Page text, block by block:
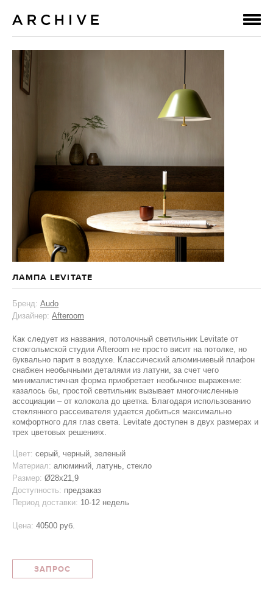
ЛАМПА LEVITATE
Бренд: Audo
Дизайнер: Afteroom
Как следует из названия, потолочный светильник Levitate от
стокгольмской студии Afteroom не просто висит на потолке, но
буквально парит в воздухе. Классический алюминиевый плафон
снабжен необычными деталями из латуни, за счет чего
минималистичная форма приобретает необычное выражение:
казалось бы, простой светильник вызывает многочисленные
ассоциации – от колокола до цветка. Благодаря использованию
стеклянного рассеивателя удается добиться максимально
комфортного для глаз света. Levitate доступен в двух размерах и
трех цветовых решениях.
Цвет: серый, черный, зеленый
Материал: алюминий, латунь, стекло
Размер: Ø28x21,9
Доступность: предзаказ
Период доставки: 10-12 недель
Цена: 40500 руб.
ЗАПРОС